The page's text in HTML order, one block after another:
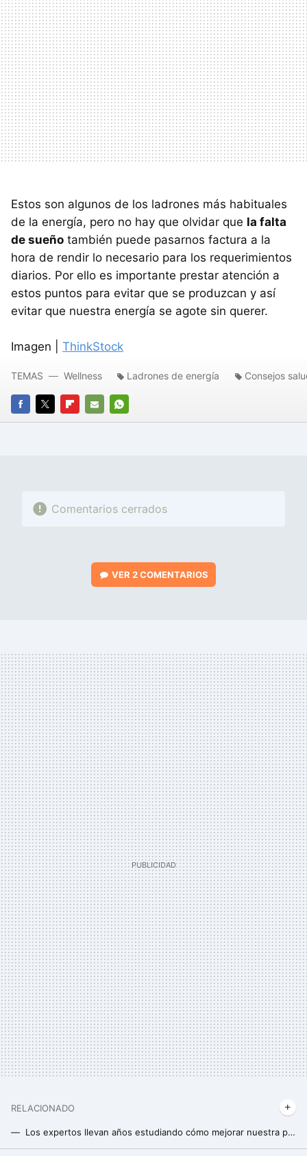
Estos son algunos de los ladrones más habituales
de la energía, pero no hay que olvidar que la falta
de sueño también puede pasarnos factura a la
hora de rendir lo necesario para los requerimientos
diarios. Por ello es importante prestar atención a
estos puntos para evitar que se produzcan y así
evitar que nuestra energía se agote sin querer.
Imagen | ThinkStock
FACEBOOK
TWITTERFLIPBOARD
E-
WHATSAPP
TEMAS Wellness Ladrones de energía Consejos
Comentarios cerrados
VER2 COMENTARIOS
RELACIONADO
Los expertos llevan años estudiando cómo mejorar nuestra postura y han encontrado por fin la solución: caminar marcha atrás